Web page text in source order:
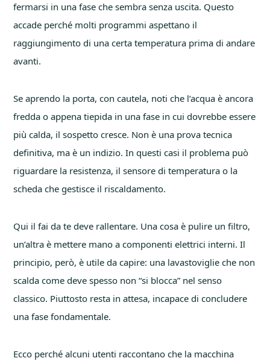
fermarsi in una fase che sembra senza uscita. Questo
accade perché molti programmi aspettano il
raggiungimento di una certa temperatura prima di andare
avanti.
Se aprendo la porta, con cautela, noti che l’acqua è ancora
fredda o appena tiepida in una fase in cui dovrebbe essere
più calda, il sospetto cresce. Non è una prova tecnica
definitiva, ma è un indizio. In questi casi il problema può
riguardare la resistenza, il sensore di temperatura o la
scheda che gestisce il riscaldamento.
Qui il fai da te deve rallentare. Una cosa è pulire un filtro,
un’altra è mettere mano a componenti elettrici interni. Il
principio, però, è utile da capire: una lavastoviglie che non
scalda come deve spesso non “si blocca” nel senso
classico. Piuttosto resta in attesa, incapace di concludere
una fase fondamentale.
Ecco perché alcuni utenti raccontano che la macchina